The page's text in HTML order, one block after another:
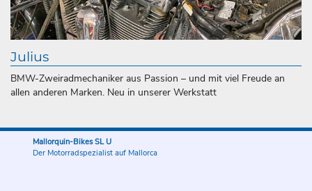
Julius
BMW-Zweiradmechaniker aus Passion – und mit viel Freude an
allen anderen Marken. Neu in unserer Werkstatt
Mallorquin-Bikes SL U
Der Motorradspezialist auf Mallorca